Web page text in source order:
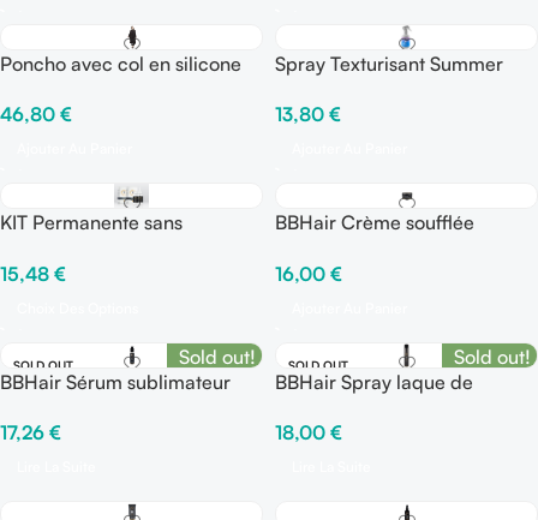
Poncho avec col en silicone
46,80 €
Spray Texturisant Summer
13,80 €
KIT Permanente sans
15,48 €
BBHair Crème soufflée
16,00 €
SOLD OUT
Sold out!
BBHair Sérum sublimateur
17,26 €
SOLD OUT
Sold out!
BBHair Spray laque de
18,00 €